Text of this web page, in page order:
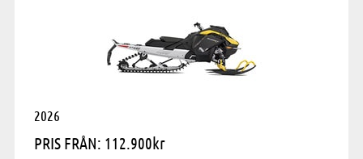
2026
PRIS FRÅN: 112.900kr